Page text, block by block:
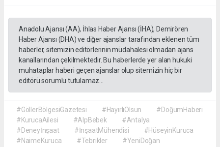
Anadolu Ajansı (AA), İhlas Haber Ajansı (İHA), Demirören
Haber Ajansı (DHA) ve diğer ajanslar tarafından eklenen tüm
haberler, sitemizin editörlerinin müdahalesi olmadan ajans
kanallarından çekilmektedir. Bu haberlerde yer alan hukuki
muhataplar haberi geçen ajanslar olup sitemizin hiç bir
editörü sorumlu tutulamaz...
#GöllerBölgesiGazetesi #HayırlıOlsun
#DoğumHaberi
#KurucaAilesi
#AlpBebek
#Antalya
#Deneyİnşaat
#İnşaatMühendisi
#HüseyinKuruca
#NaimeKuruca
#Tebrikler #YeniDoğan